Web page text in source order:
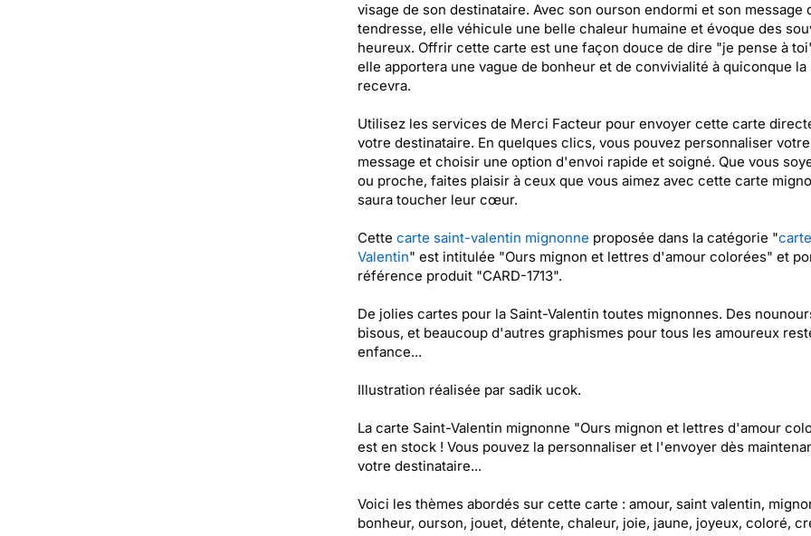
visage de son destinataire. Avec son ourson endormi et son message
tendresse, elle véhicule une belle chaleur humaine et évoque des
heureux. Offrir cette carte est une façon douce de dire "je pense à
elle apportera une vague de bonheur et de convivialité à quiconque la
recevra.
Utilisez les services de Merci Facteur pour envoyer cette carte
votre destinataire. En quelques clics, vous pouvez personnaliser votre
message et choisir une option d'envoi rapide et soigné. Que vous
ou proche, faites plaisir à ceux que vous aimez avec cette carte
saura toucher leur cœur.
Cette carte saint-valentin mignonne proposée dans la catégorie "
Valentin" est intitulée "Ours mignon et lettres d'amour colorées" et
référence produit "CARD-1713".
De jolies cartes pour la Saint-Valentin toutes mignonnes. Des
bisous, et beaucoup d'autres graphismes pour tous les amoureux
enfance...
Illustration réalisée par sadik ucok.
La carte Saint-Valentin mignonne "Ours mignon et lettres d'amour
est en stock ! Vous pouvez la personnaliser et l'envoyer dès
votre destinataire...
Voici les thèmes abordés sur cette carte : amour, saint valentin,
bonheur, ourson, jouet, détente, chaleur, joie, jaune, joyeux, coloré,